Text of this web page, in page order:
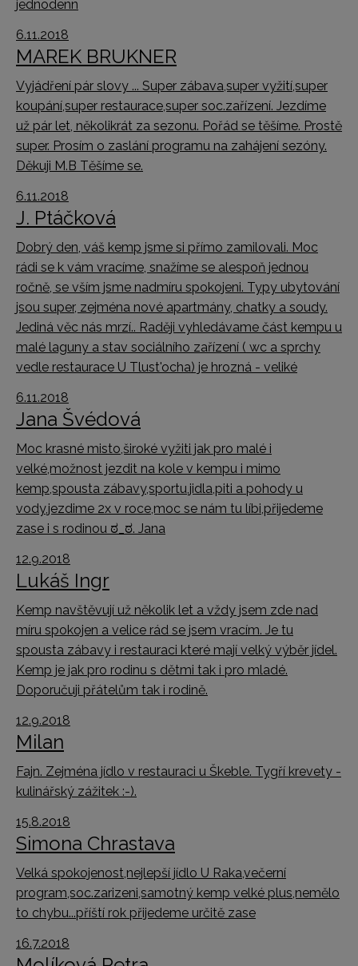
jednodenn
6.11.2018
MAREK BRUKNER
Vyjádření pár slovy ... Super zábava,super vyžití,super
koupání,super restaurace,super soc.zařízení. Jezdíme
už pár let, několikrát za sezonu. Pořád se těšíme. Prostě
super. Prosím o zaslání programu na zahájení sezóny.
Děkuji M.B Těšíme se.
6.11.2018
J. Ptáčková
Dobrý den, váš kemp jsme si přímo zamilovali. Moc
rádi se k vám vracíme, snažíme se alespoň jednou
ročně, se vším jsme nadmíru spokojeni. Typy ubytování
jsou super, zejména nové apartmány, chatky a soudy.
Jediná věc nás mrzí.. Raději vyhledávame část kempu u
malé laguny a stav sociálního zařízení ( wc a sprchy
vedle restaurace U Tlust'ocha) je hrozná - veliké
6.11.2018
Jana Švédová
Moc krasné misto,široké vyžiti jak pro malé i
velké,možnost jezdit na kole v kempu i mimo
kemp,spousta zábavy,sportu,jidla,piti a pohody u
vody,jezdime 2x v roce,moc se nám tu líbi,přijedeme
zase i s rodinou ಠ_ಠ. Jana
12.9.2018
Lukáš Ingr
Kemp navštěvují už několik let a vždy jsem zde nad
míru spokojen a velice rád se jsem vracím. Je tu
spousta zábavy i restauraci které mají velký výběr jídel.
Kemp je jak pro rodinu s dětmi tak i pro mladé.
Doporučuji přátelům tak i rodině.
12.9.2018
Milan
Fajn. Zejména jídlo v restauraci u Škeble. Tygří krevety -
kulinářský zážitek :-).
15.8.2018
Simona Chrastava
Velká spokojenost,nejlepší jídlo U Raka,večerní
program,soc.zarizeni,samotný kemp velké plus,nemělo
to chybu...příští rok přijedeme určitě zase
16.7.2018